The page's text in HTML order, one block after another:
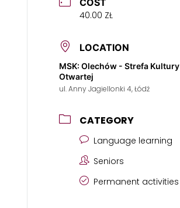
COST
40.00 ZŁ
LOCATION
MSK: Olechów - Strefa Kultury
Otwartej
ul. Anny Jagiellonki 4, Łódź
CATEGORY
Language learning
Seniors
Permanent activities